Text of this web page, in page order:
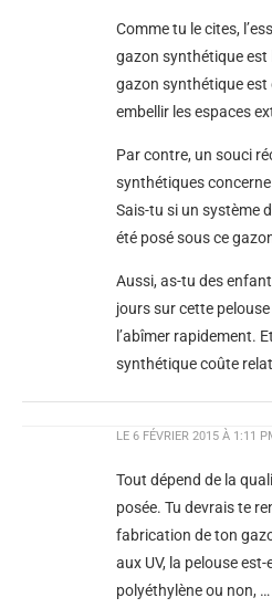
Comme tu le cites,
gazon synthétique est
gazon synthétique est
embellir les espaces
Par contre, un souci
synthétiques
Sais-tu si un système
été posé sous ce
Aussi, as-tu des
jours sur cette
l’abîmer rapidement.
synthétique coûte
LE 6 FÉVRIER 2015 À 1:11
Tout dépend de la
posée. Tu devrais te
fabrication de ton
aux UV, la pelouse
polyéthylène ou non,